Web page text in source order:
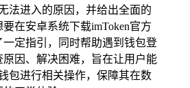
法进入的原因，并给出全面的
在安卓系统下载imToken官方
一定指引，同时帮助遇到钱包登
原因、解决困难，旨在让用户能
包进行相关操作，保障其在数